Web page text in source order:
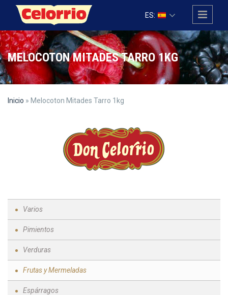
Pasar al contenido principal
ES:
MELOCOTON MITADES TARRO 1KG
Inicio » Melocoton Mitades Tarro 1kg
Varios
Pimientos
Verduras
Frutas y Mermeladas
Espárragos